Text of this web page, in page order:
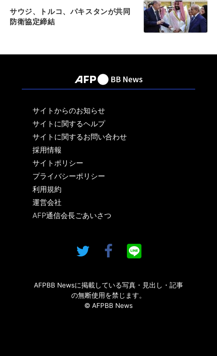
サウジ、トルコ、パキスタンが共同
防衛協定締結
サイトからのお知らせ
サイトに関するヘルプ
サイトに関するお問い合わせ
採用情報
サイトポリシー
プライバシーポリシー
利用規約
運営会社
AFP通信会長ごあいさつ
AFPBB Newsに掲載している写真・見出し・記事
の無断使用を禁じます。
© AFPBB News